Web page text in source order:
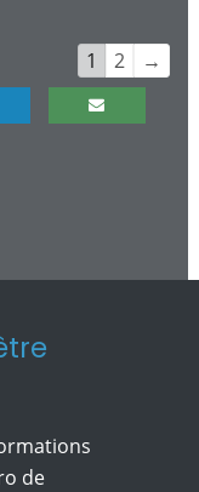
Navigation
dans
la
1 2 →
de